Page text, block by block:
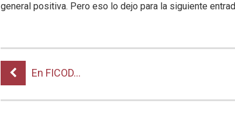
general positiva. Pero eso lo dejo para la siguiente
En FICOD…